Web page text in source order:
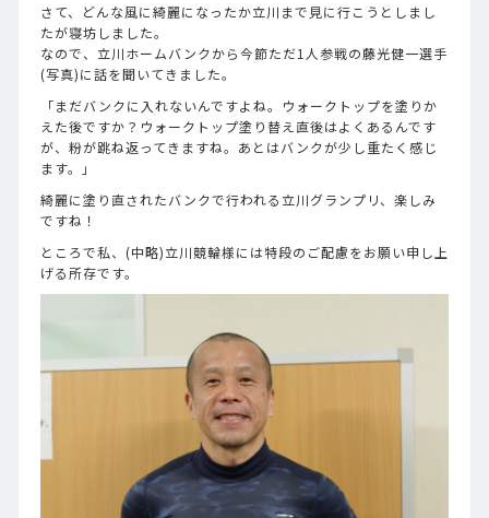
さて、どんな風に綺麗になったか立川まで見に行こうとしまし
たが寝坊しました。
なので、立川ホームバンクから今節ただ1人参戦の藤光健一選手
(写真)に話を聞いてきました。
「まだバンクに入れないんですよね。ウォークトップを塗りか
えた後ですか？ウォークトップ塗り替え直後はよくあるんです
が、粉が跳ね返ってきますね。あとはバンクが少し重たく感じ
ます。」
綺麗に塗り直されたバンクで行われる立川グランプリ、楽しみ
ですね！
ところで私、(中略)立川競輪様には特段のご配慮をお願い申し上
げる所存です。